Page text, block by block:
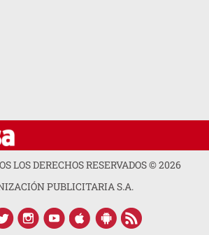
LOS DERECHOS RESERVADOS ©2026
PUBLICITARIA S.A.